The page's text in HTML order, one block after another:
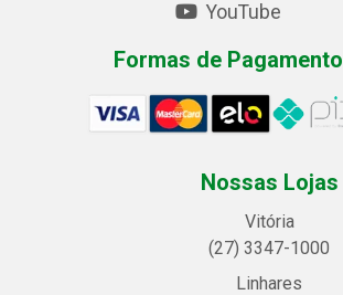
YouTube
Formas de Pagamento
Nossas Lojas
Vitória
(27) 3347-1000
Linhares